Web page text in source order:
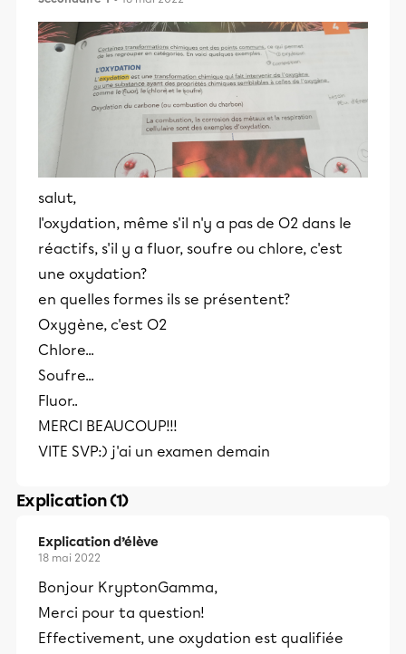
salut,
l'oxydation, même s'il n'y a pas de O2 dans le
réactifs, s'il y a fluor, soufre ou chlore, c'est
une oxydation?
en quelles formes ils se présentent?
Oxygène, c'est O2
Chlore...
Soufre...
Fluor..
MERCI BEAUCOUP!!!
VITE SVP:) j'ai un examen demain
Explication (1)
Explication d’élève
18 mai 2022
Bonjour KryptonGamma,
Merci pour ta question!
Effectivement, une oxydation est qualifiée